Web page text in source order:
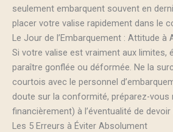
seulement embarquent souvent en
placer votre valise rapidement dans le
Le Jour de l’Embarquement : Attitude à
Si votre valise est vraiment aux limites,
paraître gonflée ou déformée. Ne la
courtois avec le personnel
doute sur la conformité, préparez-vous
financièrement) à l’éventualité de devoir
Les 5 Erreurs à Éviter Absolument